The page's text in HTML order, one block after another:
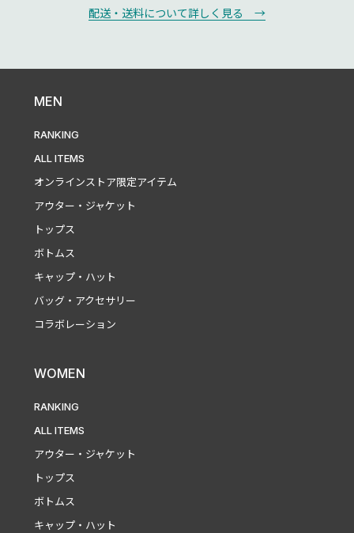
配送・送料について詳しく見る →
MEN
RANKING
ALL ITEMS
オンラインストア限定アイテム
アウター・ジャケット
トップス
ボトムス
キャップ・ハット
バッグ・アクセサリー
コラボレーション
WOMEN
RANKING
ALL ITEMS
アウター・ジャケット
トップス
ボトムス
キャップ・ハット